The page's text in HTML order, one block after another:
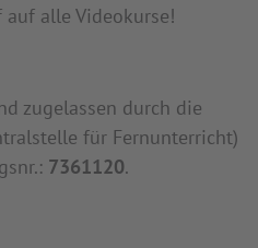
alle Videokurse!
zugelassen durch die
für Fernunterricht)
7361120.